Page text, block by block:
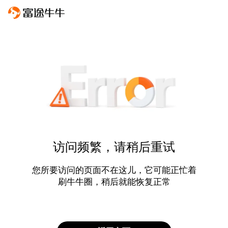
访问频繁，请稍后重试
您所要访问的页面不在这儿，它可能正忙着
刷牛牛圈，稍后就能恢复正常